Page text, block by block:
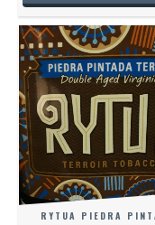
RYTUA PIEDRA